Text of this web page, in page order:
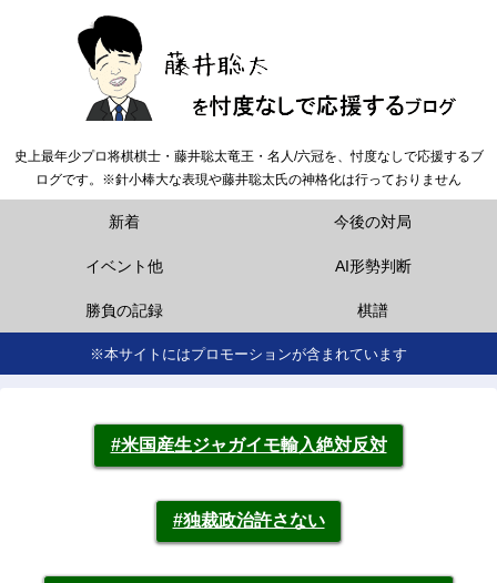
史上最年少プロ将棋棋士・藤井聡太竜王・名人/六冠を、忖度なしで応援するブ
ログです。※針小棒大な表現や藤井聡太氏の神格化は行っておりません
新着 今後の対局
イベント他 AI形勢判断
勝負の記録 棋譜
※本サイトにはプロモーションが含まれています
#米国産生ジャガイモ輸入絶対反対
#独裁政治許さない